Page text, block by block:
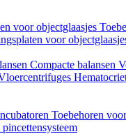
voor objectglaasjes
voor
Compacte balansen
Toebehoren